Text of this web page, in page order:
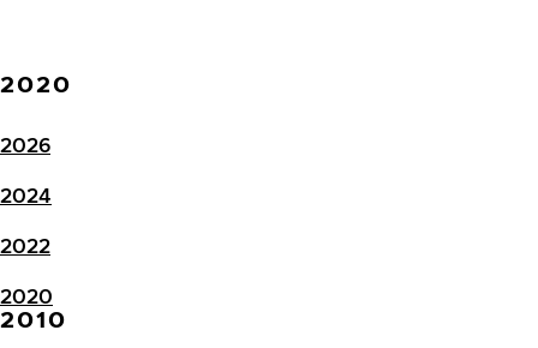
2020
2026
2024
2022
2020
2010